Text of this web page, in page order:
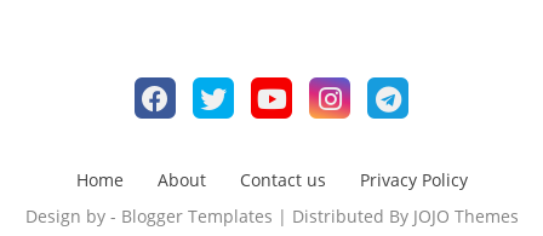
Home About Contact us
Privacy Policy
Design by - Blogger Templates | Distributed By JOJO Themes